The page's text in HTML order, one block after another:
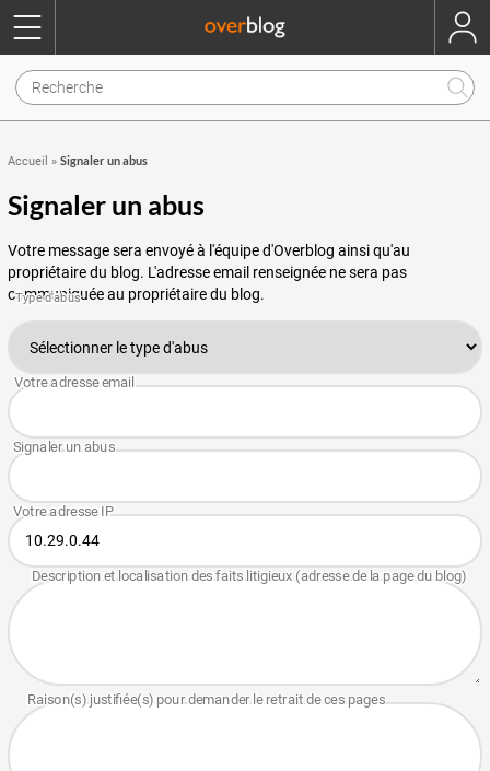
Accueil » Signaler un abus
Signaler un abus
Votre message sera envoyé à l'équipe d'Overblog ainsi qu'au
propriétaire du blog. L'adresse email renseignée ne sera pas
communiquée au propriétaire du blog.